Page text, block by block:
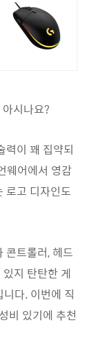
시나요?
력이 꽤 집약되
웨어에서 영감
로고 디자인도
콘트롤러, 헤드
지 탄탄한 게
다. 이번에 직
비 있기에 추천